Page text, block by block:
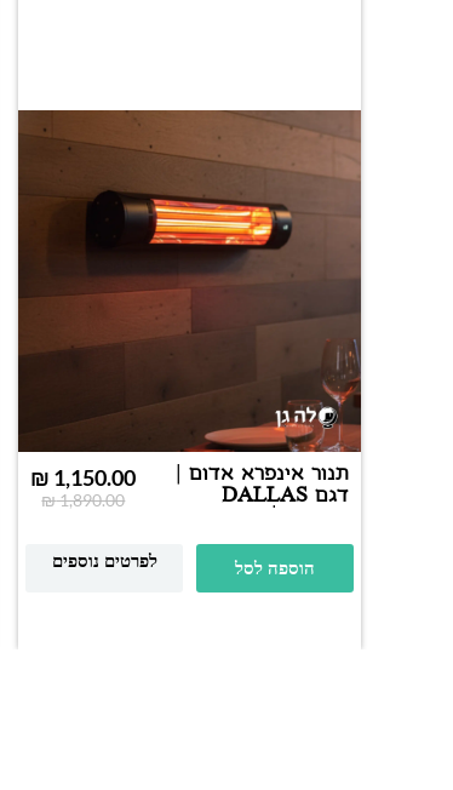
תנור אינפרא אדום |
דגם DALLAS
₪1,890.00
₪ 1,150.00
הוספה לסל לפרטים נוספים